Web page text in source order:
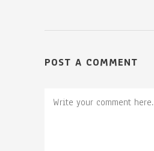
POST A COMMENT